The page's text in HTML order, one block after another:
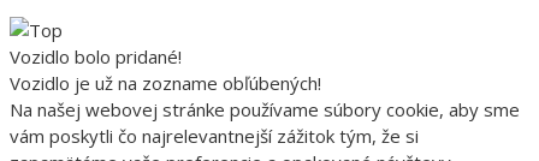
Vozidlo bolo pridané!
Vozidlo je už na zozname obľúbených!
Na našej webovej stránke používame súbory cookie, aby sme
vám poskytli čo najrelevantnejší zážitok tým, že si